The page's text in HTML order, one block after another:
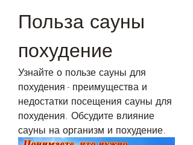
Польза сауны
похудение
Узнайте о пользе сауны для
похудения - преимущества и
недостатки посещения сауны для
похудения. Обсудите влияние
сауны на организм и похудение.